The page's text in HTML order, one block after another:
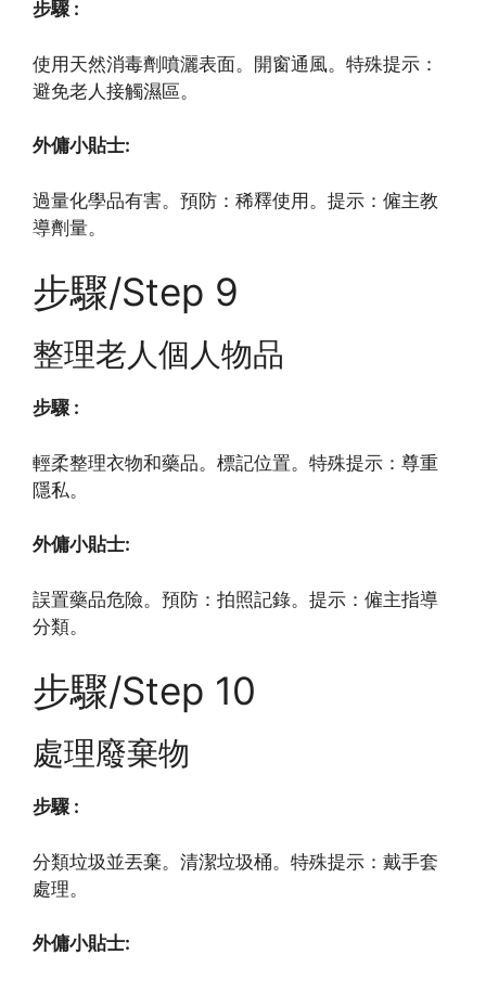
步驟 :
使用天然消毒劑噴灑表面。開窗通風。特殊提示：
避免老人接觸濕區。
外傭小貼士:
過量化學品有害。預防：稀釋使用。提示：僱主教
導劑量。
步驟/Step 9
整理老人個人物品
步驟 :
輕柔整理衣物和藥品。標記位置。特殊提示：尊重
隱私。
外傭小貼士:
誤置藥品危險。預防：拍照記錄。提示：僱主指導
分類。
步驟/Step 10
處理廢棄物
步驟 :
分類垃圾並丟棄。清潔垃圾桶。特殊提示：戴手套
處理。
外傭小貼士: